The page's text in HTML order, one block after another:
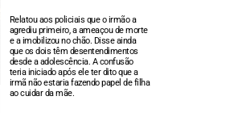
Relatou aos policiais que o irmão a
agrediu primeiro, a ameaçou de morte
e a imobilizou no chão. Disse ainda
que os dois têm desentendimentos
desde a adolescência. A confusão
teria iniciado após ele ter dito que a
irmã não estaria fazendo papel de filha
ao cuidar da mãe.